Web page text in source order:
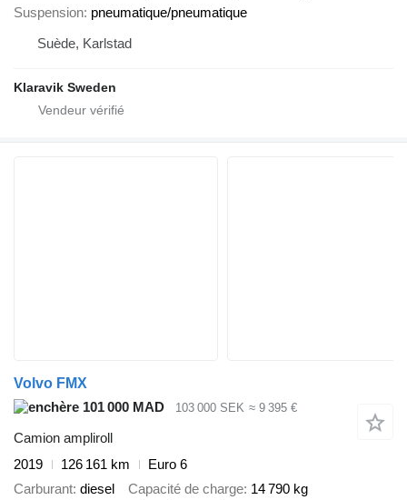
Suspension pneumatique/pneumatique
Suède, Karlstad
Klaravik Sweden
Volvo FMX
101 000 MAD
103 000 SEK ≈ 9 395 €
Camion ampliroll
2019
126 161 km
Euro 6
Carburant diesel Capacité de charge 14 790 kg